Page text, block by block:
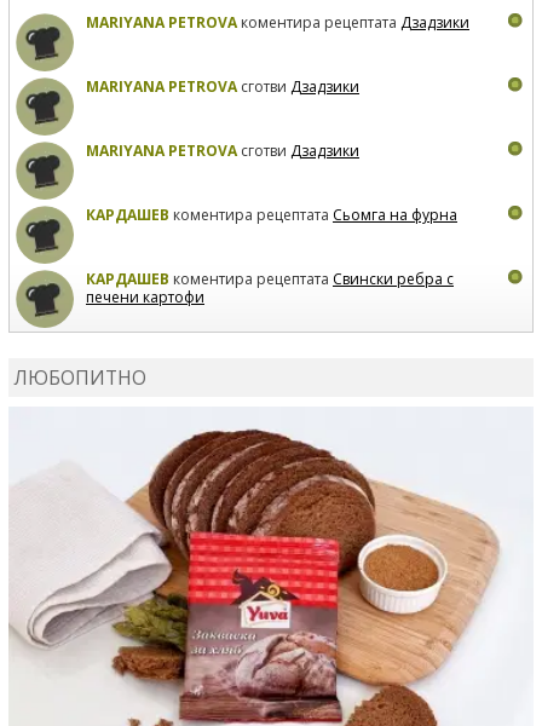
MARIYANA PETROVAкоментира рецептата Дзадзики
MARIYANA PETROVAсготви Дзадзики
MARIYANA PETROVAсготви Дзадзики
КАРДАШЕВ коментира рецептата Сьомга на фурна
КАРДАШЕВ коментира рецептата Свински ребра с
печени картофи
ЛЮБОПИТНО